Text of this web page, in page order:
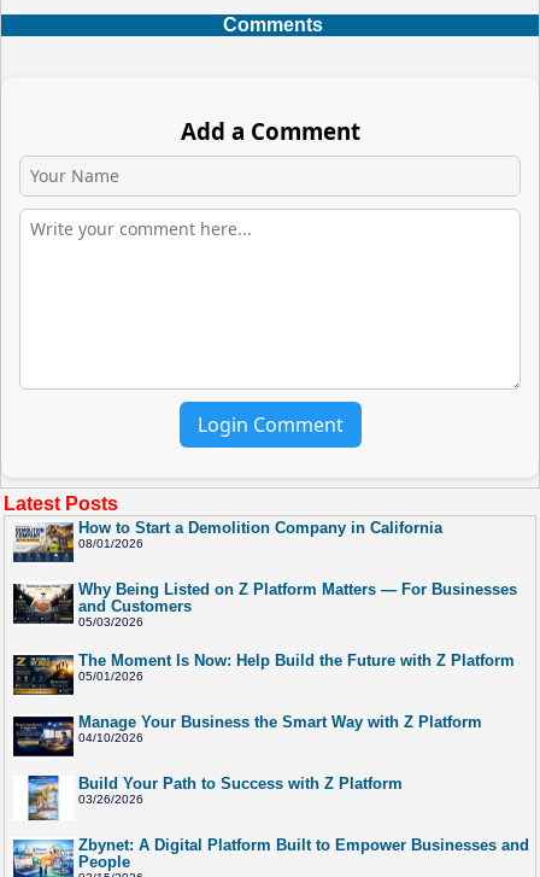
Comments
Add a Comment
Login Comment
Latest Posts
How to Start a Demolition Company in California
08/01/2026
Why Being Listed on Z Platform Matters — For Businesses
and Customers
05/03/2026
The Moment Is Now: Help Build the Future with Z Platform
05/01/2026
Manage Your Business the Smart Way with Z Platform
04/10/2026
Build Your Path to Success with Z Platform
03/26/2026
Zbynet: A Digital Platform Built to Empower Businesses and
People